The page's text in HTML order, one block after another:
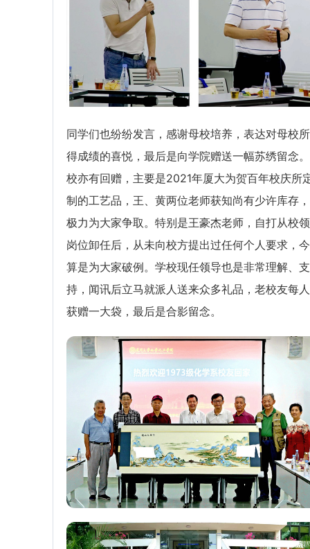
同学们也纷纷发言，感谢母校培养，表达对母校
得成绩的喜悦，最后是向学院赠送一幅苏绣留念
校亦有回赠，主要是2021年厦大为贺百年校庆所
制的工艺品，王、黄两位老师获知尚有少许库存
极力为大家争取。特别是王豪杰老师，自打从校
岗位卸任后，从未向校方提出过任何个人要求，
算是为大家破例。学校现任领导也是非常理解、支
持，闻讯后立马就派人送来众多礼品，老校友每
获赠一大袋，最后是合影留念。